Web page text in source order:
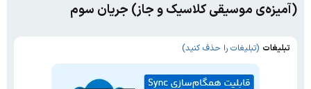
(آمیزه‌ی موسیقی کلاسیک و جاز) جریان سوم
تبلیغات (تبلیغات را حذف کنید)